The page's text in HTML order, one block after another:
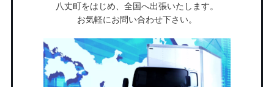
八丈町をはじめ、全国へ出張いたします。
お気軽にお問い合わせ下さい。